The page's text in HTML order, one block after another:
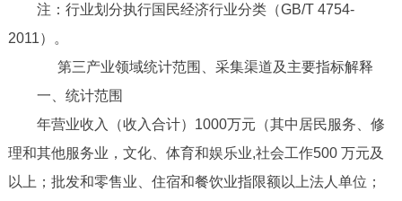
注：行业划分执行国民经济行业分类（GB/T 4754-
2011）。
第三产业领域统计范围、采集渠道及主要指标解释
一、统计范围
年营业收入（收入合计）1000万元（其中居民服务、修
理和其他服务业，文化、体育和娱乐业,社会工作500 万元及
以上；批发和零售业、住宿和餐饮业指限额以上法人单位；